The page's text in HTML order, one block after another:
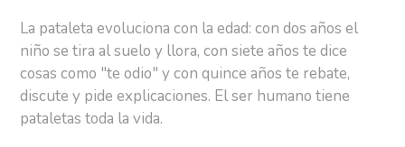
La pataleta evoluciona con la edad: con dos años el
niño se tira al suelo y llora, con siete años te dice
cosas como "te odio" y con quince años te rebate,
discute y pide explicaciones. El ser humano tiene
pataletas toda la vida.